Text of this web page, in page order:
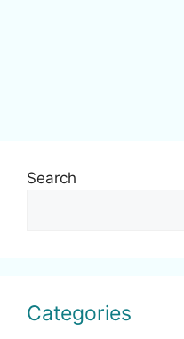
Search
Categories